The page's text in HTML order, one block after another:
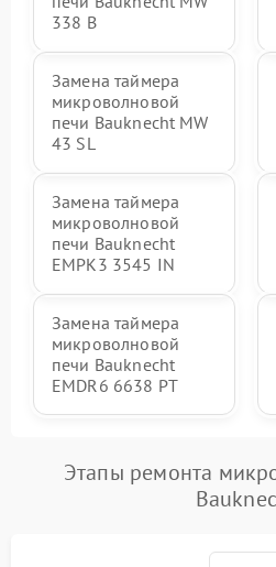
338 B
Замена таймера
микроволновой
печи Bauknecht MW
43 SL
Замена таймера
микроволновой
печи Bauknecht
EMPK3 3545 IN
Замена таймера
микроволновой
печи Bauknecht
EMDR6 6638 PT
Этапы ремонта